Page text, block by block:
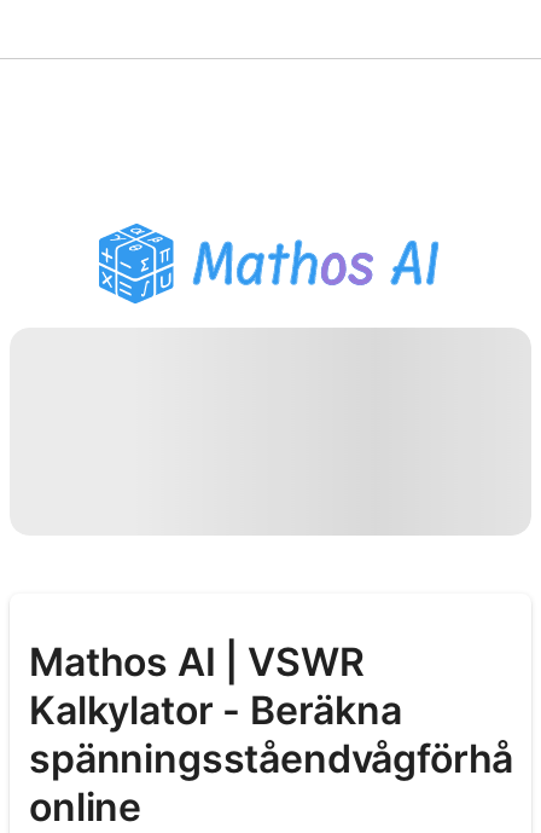
PDF Läxhjälp
Studieverktyg
Mathos AI | VSWR
Kalkylator - Beräkna
online